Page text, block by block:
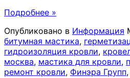
Подробнее »
Опубликовано в Информация
битумная мастика,
гидроизоляция кровли,
москва, мастика для кровли,
ремонт кровли, Финэра Групп,